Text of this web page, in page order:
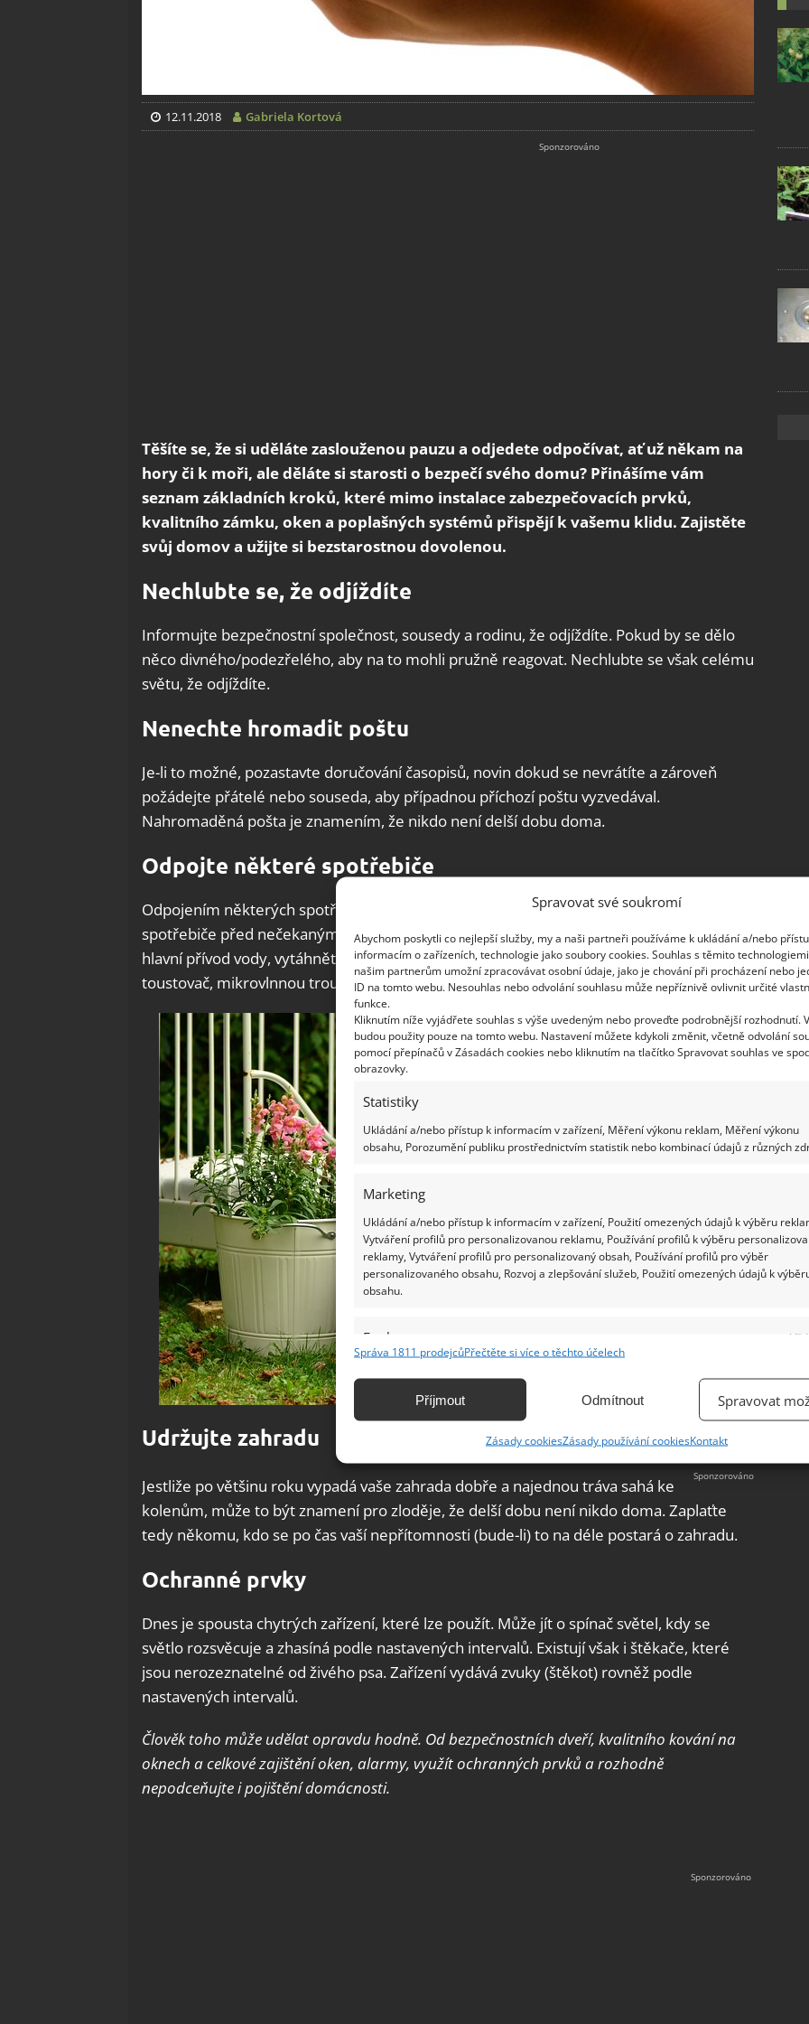
Spravovat své soukromí
Abychom poskytli co nejlepší služby, my a naši partneři používáme k ukládání a/nebo
informacím o zařízeních, technologie jako soubory cookies. Souhlas s těmito
našim partnerům umožní zpracovávat osobní údaje, jako je chování při procházení nebo
ID na tomto webu. Nesouhlas nebo odvolání souhlasu může nepříznivě ovlivnit určité
funkce.
Kliknutím níže vyjádřete souhlas s výše uvedeným nebo proveďte podrobnější rozhodnutí.
budou použity pouze na tomto webu. Nastavení můžete kdykoli změnit, včetně odvolání
pomocí přepínačů v Zásadách cookies nebo kliknutím na tlačítko Spravovat souhlas ve
obrazovky.
Statistiky
Ukládání a/nebo přístup k informacím v zařízení, Měření výkonu reklam, Měření výkonu
obsahu, Porozumění publiku prostřednictvím statistik nebo kombinací údajů z různých
Marketing
Ukládání a/nebo přístup k informacím v zařízení, Použití omezených údajů k výběru
Vytváření profilů pro personalizovanou reklamu, Používání profilů k výběru
reklamy, Vytváření profilů pro personalizovaný obsah, Používání profilů pro výběr
personalizovaného obsahu, Rozvoj a zlepšování služeb, Použití omezených údajů k
obsahu.
Funkce
Identifikace zařízení na základě automaticky přenášených informací.
základě aktivně vyžádaných informací.
Zajištění bezpečnosti, předcházení a zjišťování podvodů a
odstraňování chyb, Poskytování a zobrazování reklamy a obsahu,
Ukládání a sdělování voleb ochrany osobních údajů.
Správa 1811 prodejcůPřečtěte si více o těchto účelech
Příjmout Odmítnout Spravovat
Zásady cookiesZásady používání cookiesKontakt
12.11.2018 Gabriela Kortová
Těšíte se, že si uděláte zaslouženou pauzu a odjedete odpočívat, ať už někam na
hory či k moři, ale děláte si starosti o bezpečí svého domu? Přinášíme vám
seznam základních kroků, které mimo instalace zabezpečovacích prvků,
kvalitního zámku, oken a poplašných systémů přispějí k vašemu klidu. Zajistěte
svůj domov a užijte si bezstarostnou dovolenou.
Nechlubte se, že odjíždíte
Informujte bezpečnostní společnost, sousedy a rodinu, že odjíždíte. Pokud by se dělo
něco divného/podezřelého, aby na to mohli pružně reagovat. Nechlubte se však celému
světu, že odjíždíte.
Nenechte hromadit poštu
Je-li to možné, pozastavte doručování časopisů, novin dokud se nevrátíte a zároveň
požádejte přátelé nebo souseda, aby případnou příchozí poštu vyzvedával.
Nahromaděná pošta je znamením, že nikdo není delší dobu doma.
Odpojte některé spotřebiče
Odpojením některých spotřebičů nejenže ušetříte za energii, ale uchráníte svůj dům i
spotřebiče před nečekanými a ne zrovna příjemnými nehodami. Odpojte klimatizaci,
hlavní přívod vody, vytáhněte ze zásuvek nabíječky, notebook, varnou konvici,
toustovač, mikrovlnnou troubu, herní konzole, apod.
Udržujte zahradu
Jestliže po většinu roku vypadá vaše zahrada dobře a najednou tráva sahá ke
kolenům, může to být znamení pro zloděje, že delší dobu není nikdo doma. Zaplaťte
tedy někomu, kdo se po čas vaší nepřítomnosti (bude-li) to na déle postará o zahradu.
Ochranné prvky
Dnes je spousta chytrých zařízení, které lze použít. Může jít o spínač světel, kdy se
světlo rozsvěcuje a zhasíná podle nastavených intervalů. Existují však i štěkače, které
jsou nerozeznatelné od živého psa. Zařízení vydává zvuky (štěkot) rovněž podle
nastavených intervalů.
Člověk toho může udělat opravdu hodně. Od bezpečnostních dveří, kvalitního kování na
oknech a celkové zajištění oken, alarmy, využít ochranných prvků a rozhodně
nepodceňujte i pojištění domácnosti.